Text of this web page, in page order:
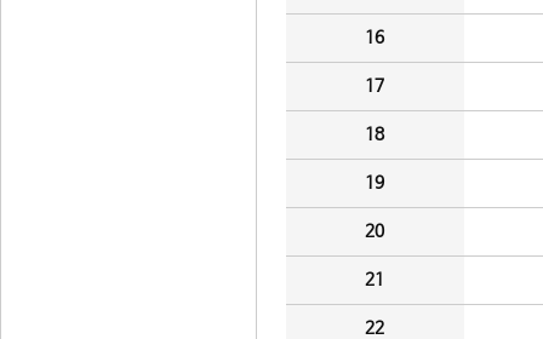
16
17
18
19
20
21
22